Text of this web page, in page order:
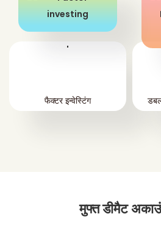
'
फैक्टर इन्वेस्टिंग
मुफ्त डीमैट